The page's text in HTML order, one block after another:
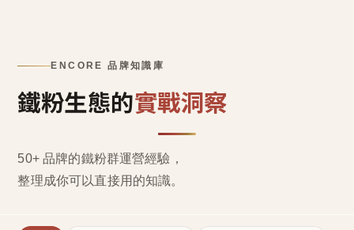
ENCORE 品牌知識庫
鐵粉生態的實戰洞察
50+ 品牌的鐵粉群運營經驗，
整理成你可以直接用的知識。